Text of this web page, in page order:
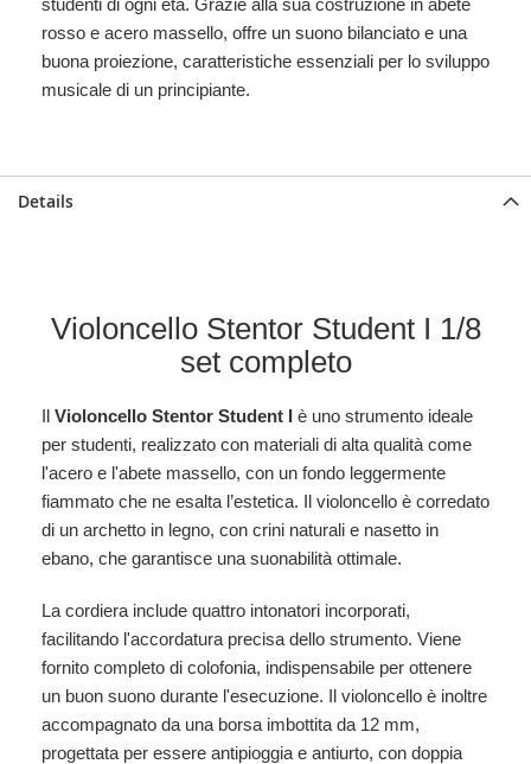
rosso e acero massello, offre un suono bilanciato e una
buona proiezione, caratteristiche essenziali per lo sviluppo
musicale di un principiante.
Details
Violoncello Stentor Student I 1/8
set completo
Il Violoncello Stentor Student I è uno strumento ideale
per studenti, realizzato con materiali di alta qualità come
l'acero e l'abete massello, con un fondo leggermente
fiammato che ne esalta l’estetica. Il violoncello è corredato
di un archetto in legno, con crini naturali e nasetto in
ebano, che garantisce una suonabilità ottimale.
La cordiera include quattro intonatori incorporati,
facilitando l'accordatura precisa dello strumento. Viene
fornito completo di colofonia, indispensabile per ottenere
un buon suono durante l'esecuzione. Il violoncello è inoltre
accompagnato da una borsa imbottita da 12 mm,
progettata per essere antipioggia e antiurto, con doppia